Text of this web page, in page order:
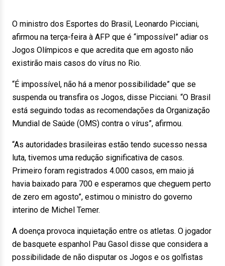
O ministro dos Esportes do Brasil, Leonardo Picciani,
afirmou na terça-feira à AFP que é “impossível” adiar os
Jogos Olímpicos e que acredita que em agosto não
existirão mais casos do vírus no Rio.
“É impossível, não há a menor possibilidade” que se
suspenda ou transfira os Jogos, disse Picciani. “O Brasil
está seguindo todas as recomendações da Organização
Mundial de Saúde (OMS) contra o vírus”, afirmou.
“As autoridades brasileiras estão tendo sucesso nessa
luta, tivemos uma redução significativa de casos.
Primeiro foram registrados 4.000 casos, em maio já
havia baixado para 700 e esperamos que cheguem perto
de zero em agosto”, estimou o ministro do governo
interino de Michel Temer.
A doença provoca inquietação entre os atletas. O jogador
de basquete espanhol Pau Gasol disse que considera a
possibilidade de não disputar os Jogos e os golfistas